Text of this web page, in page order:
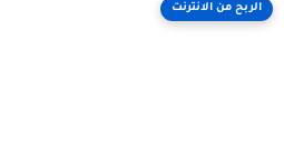
الربح من الانترنت